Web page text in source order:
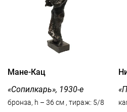
Мане-Кац
«Сопилкарь», 1930-е
бронза, h – 36 см , тираж: 5/8